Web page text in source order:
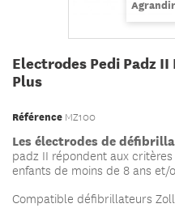
Electrodes Pedi Padz
Plus
Référence MZ100
Les électrodes de
padz II répondent aux
enfants de moins de 8 ans et/
Compatible défibrillateurs Zoll